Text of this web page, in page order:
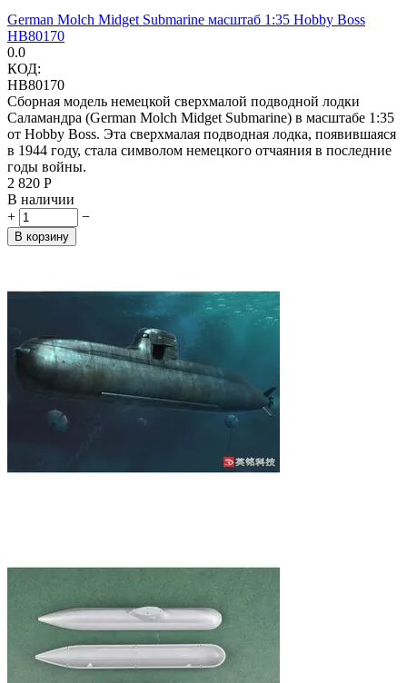
German Molch Midget Submarine масштаб 1:35 Hobby Boss
HB80170
0.0
КОД:
HB80170
Сборная модель немецкой сверхмалой подводной лодки
Саламандра (German Molch Midget Submarine) в масштабе 1:35
от Hobby Boss. Эта сверхмалая подводная лодка, появившаяся
в 1944 году, стала символом немецкого отчаяния в последние
годы войны.
2 820 Р
В наличии
+
−
В корзину